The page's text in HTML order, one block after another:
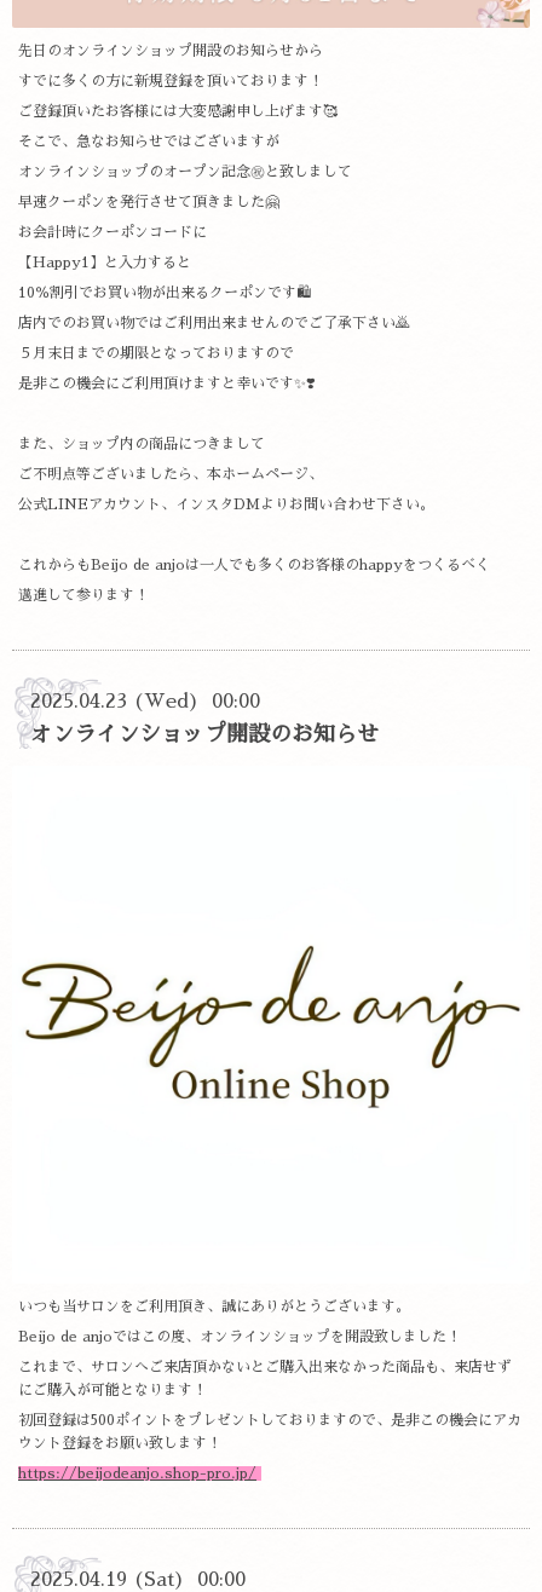
先日のオンラインショップ開設のお知らせから
すでに多くの方に新規登録を頂いております！
ご登録頂いたお客様には大変感謝申し上げます🥰
そこで、急なお知らせではございますが
オンラインショップのオープン記念㊗️と致しまして
早速クーポンを発行させて頂きました🤗
お会計時にクーポンコードに
【Happy1】と入力すると
10％割引でお買い物が出来るクーポンです🛍️
店内でのお買い物ではご利用出来ませんのでご了承下さい🙇
５月末日までの期限となっておりますので
是非この機会にご利用頂けますと幸いです✨❣️
また、ショップ内の商品につきまして
ご不明点等ございましたら、本ホームページ、
公式LINEアカウント、インスタDMよりお問い合わせ下さい。
これからもBeijo de anjoは一人でも多くのお客様のhappyをつくるべく
邁進して参ります！
2025.04.23 (Wed) 00:00
オンラインショップ開設のお知らせ
いつも当サロンをご利用頂き、誠にありがとうございます。
Beijo de anjoではこの度、オンラインショップを開設致しました！
これまで、サロンへご来店頂かないとご購入出来なかった商品も、来店せず
にご購入が可能となります！
初回登録は500ポイントをプレゼントしておりますので、是非この機会にアカ
ウント登録をお願い致します！
https://beijodeanjo.shop-pro.jp/
2025.04.19 (Sat) 00:00